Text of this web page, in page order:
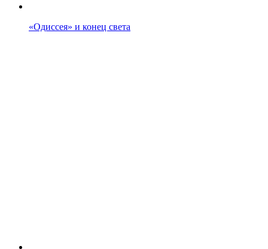
«Одиссея» и конец света